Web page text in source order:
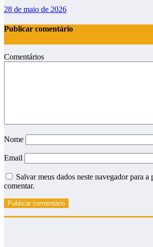
28 de maio de 2026
Publicar comentário
Comentários
Nome
Email
Salvar meus dados neste navegador para
comentar.